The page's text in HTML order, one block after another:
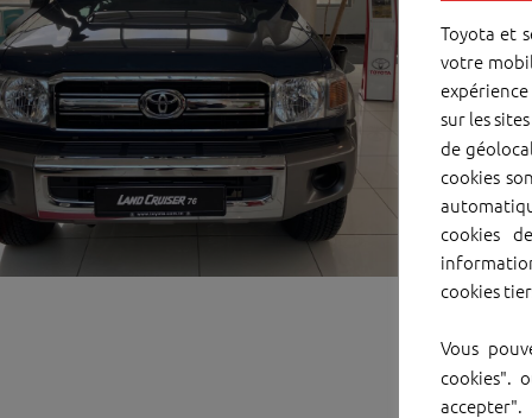
Toyota et
votre
sur les
de
cookies
cookies
cookies
Vous
cookies".
accepter".